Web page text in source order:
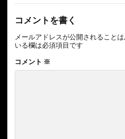
コメントを書く
メールアドレスが公開されることは
いる欄は必須項目です
コメント ※